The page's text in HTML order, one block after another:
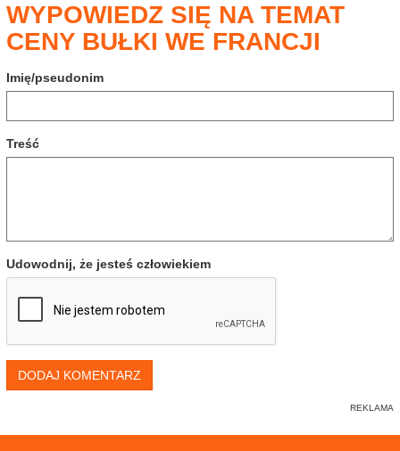
WYPOWIEDZ SIĘ NA TEMAT
CENY BUŁKI WE FRANCJI
Imię/pseudonim
Treść
Udowodnij, że jesteś człowiekiem
DODAJ KOMENTARZ